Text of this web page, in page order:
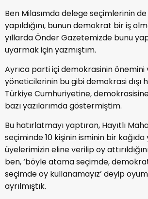
Ben Milasımda delege seçimlerinin
yapıldığını, bunun demokrat bir iş
yıllarda Önder Gazetemizde bunu
uyarmak için yazmıştım.
Ayrıca parti içi demokrasinin önemini
yöneticilerinin bu gibi demokrasi dışı
Türkiye Cumhuriyetine,
bazı yazılarımda göstermiştim.
Bu hatırlatmayı yaptıran, Hayıtlı
seçiminde 10 kişinin isminin bir
üyelerimizin eline verilip oy
ben, ‘böyle atama seçimde,
seçimde oy kullanamayız’ deyip
ayrılmıştık.